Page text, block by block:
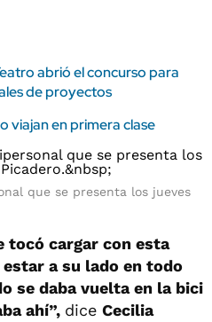
abrió el concurso para
de proyectos
viajan en primera clase
que se presenta los jueves
tocó cargar con esta
a su lado en todo
se daba vuelta en la bici
ahí”, dice Cecilia